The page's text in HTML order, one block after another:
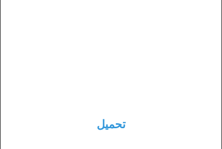
تحميل